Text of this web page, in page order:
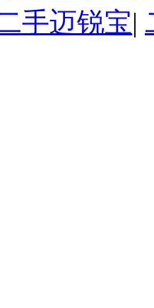
手迈锐宝|